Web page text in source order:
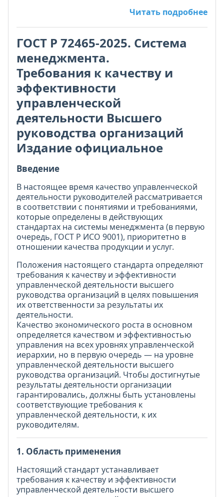
Читать подробнее
ГОСТ Р 72465-2025. Система
менеджмента.
Требования к качеству и
эффективности
управленческой
деятельности Высшего
руководства организаций
Издание официальное
Введение
В настоящее время качество управленческой
деятельности руководителей рассматривается
в соответствии с понятиями и требованиями,
которые определены в действующих
стандартах на системы менеджмента (в первую
очередь, ГОСТ Р ИСО 9001), приоритетно в
отношении качества продукции и услуг.
Положения настоящего стандарта определяют
требования к качеству и эффективности
управленческой деятельности высшего
руководства организаций в целях повышения
их ответственности за результаты их
деятельности.
Качество экономического роста в основном
определяется качеством и эффективностью
управления на всех уровнях управленческой
иерархии, но в первую очередь — на уровне
управленческой деятельности высшего
руководства организаций. Чтобы достигнутые
результаты деятельности организации
гарантировались, должны быть установлены
соответствующие требования к
управленческой деятельности, к их
руководителям.
1. Область применения
Настоящий стандарт устанавливает
требования к качеству и эффективности
управленческой деятельности высшего